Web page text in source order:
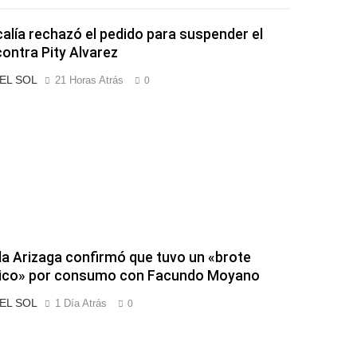
rechazó el pedido para suspender el
Pity Alvarez
SOL 21 Horas Atrás 0
Arizaga confirmó que tuvo un «brote
por consumo con Facundo Moyano
SOL 1 Día Atrás 0